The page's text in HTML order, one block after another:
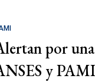
por
y PAMI